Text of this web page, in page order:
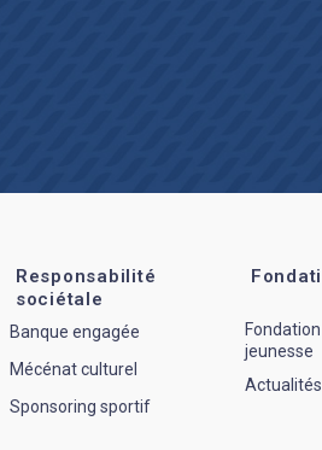
Responsabilité
sociétale
Banque engagée
Mécénat culturel
Sponsoring sportif
jeunesse